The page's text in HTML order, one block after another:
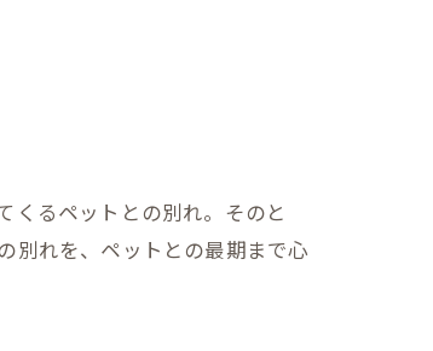
くるペットとの別れ。そのと
別れを、ペットとの最期まで心